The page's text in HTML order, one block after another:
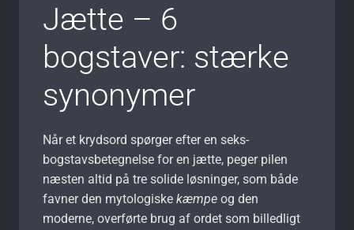
Jætte – 6
bogstaver: stærke
synonymer
Når et krydsord spørger efter en seks-
bogstavsbetegnelse for en jætte, peger pilen
næsten altid på tre solide løsninger, som både
favner den mytologiske kæmpe og den
moderne, overførte brug af ordet som billedligt